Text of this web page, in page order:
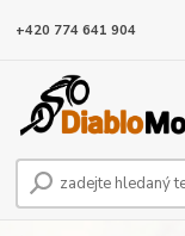
+420 774 641 904